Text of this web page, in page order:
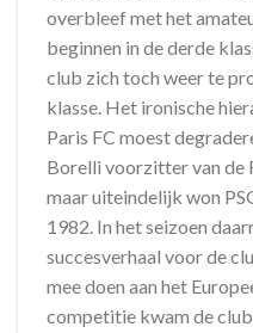
overbleef met het
beginnen in de derde
club zich toch weer te
klasse. Het ironische
Paris FC moest
Borelli voorzitter van de
maar uiteindelijk won
1982. In het seizoen
succesverhaal voor de
mee doen aan het
competitie kwam de